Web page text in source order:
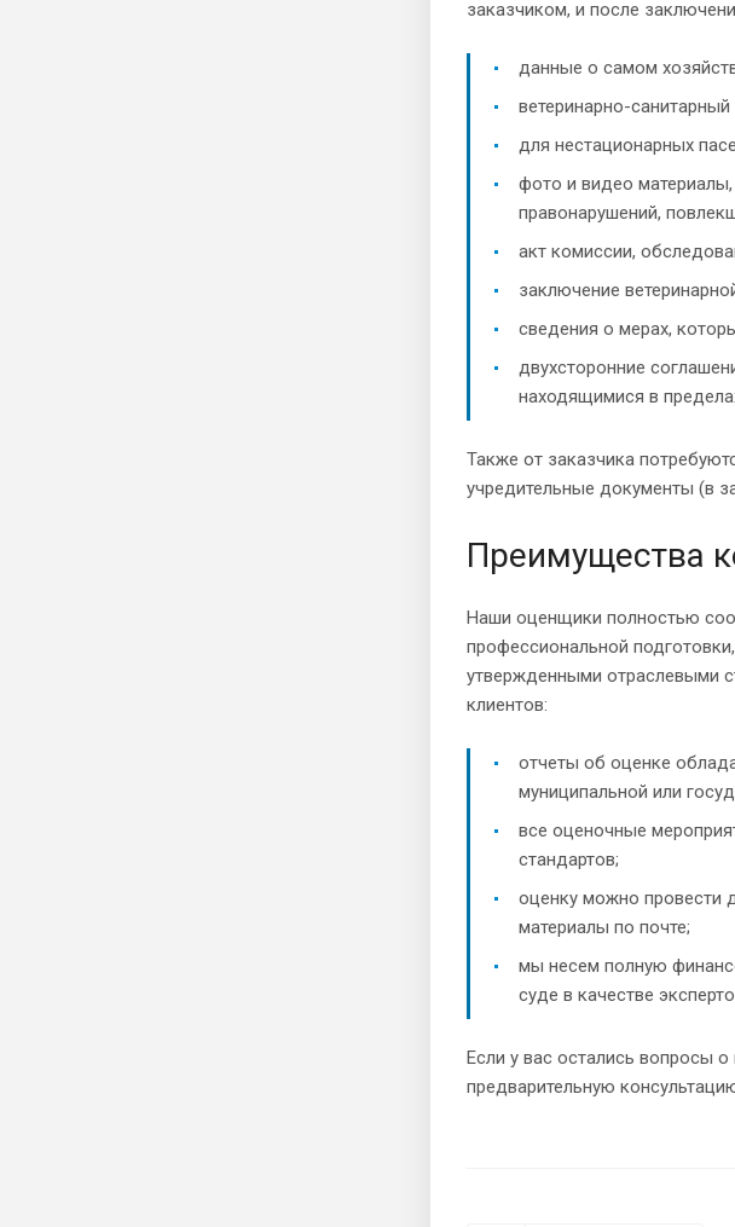
заказчиком, и после
данные о самом
ветеринарно-
для нестационарных
фото и видео
правонарушений,
акт комиссии,
заключение
сведения о мерах,
двухсторонние
находящимися в
Также от заказчика
учредительные документы (в
Преимущества
Наши оценщики полностью
профессиональной
утвержденными отраслевыми
клиентов:
отчеты об оценке
муниципальной или
все оценочные
стандартов;
оценку можно провести
материалы по почте;
мы несем полную
суде в качестве
Если у вас остались вопросы
предварительную